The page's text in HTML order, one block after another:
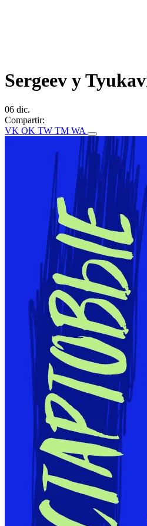
Sergeev y
06 dic.
Compartir:
VK OK TW TM WA